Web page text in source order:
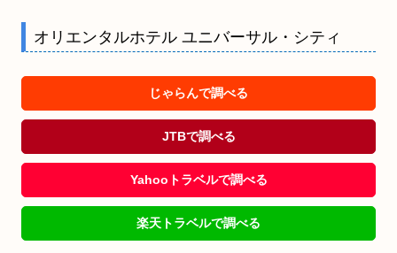
オリエンタルホテル ユニバーサル・シティ
じゃらんで調べる
JTBで調べる
Yahooトラベルで調べる
楽天トラベルで調べる